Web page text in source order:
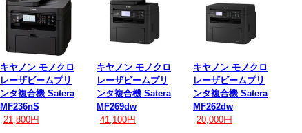
キヤノン モノクロ
レーザビームプリ
ンタ複合機 Satera
MF236nS
21,800円
キヤノン モノクロ
レーザビームプリ
ンタ複合機 Satera
MF269dw
41,100円
キヤノン モノクロ
レーザビームプリ
ンタ複合機 Satera
MF262dw
20,000円